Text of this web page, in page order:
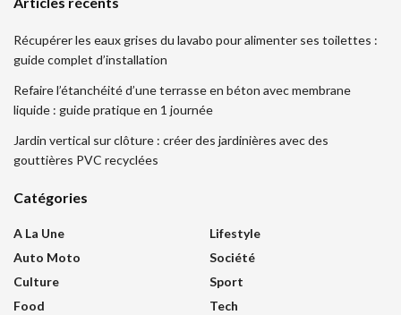
Récupérer les eaux grises du lavabo pour alimenter ses toilettes :
guide complet d’installation
Refaire l’étanchéité d’une terrasse en béton avec membrane
liquide : guide pratique en 1 journée
Jardin vertical sur clôture : créer des jardinières avec des
gouttières PVC recyclées
Catégories
A La Une
Auto Moto
Culture
Food
Lifestyle
Société
Sport
Tech